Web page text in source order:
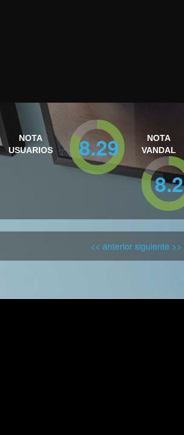
NOTA
USUARIOS
8.29
NOTA
VANDAL
8.2
<< anterior siguiente >>